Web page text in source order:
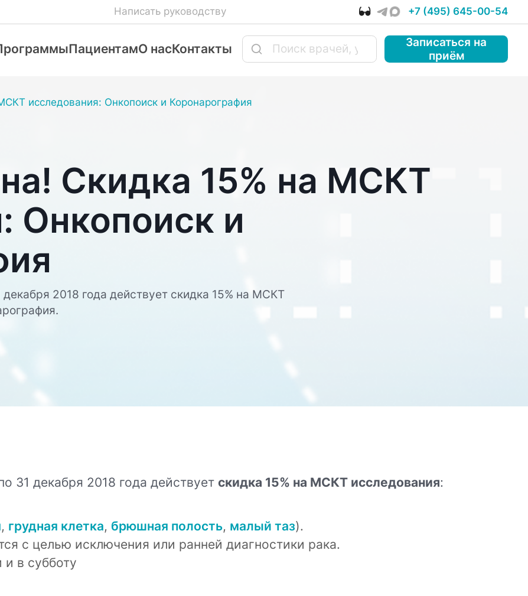
Написать руководству +7 (495) 645-00-54
ПациентамО насКонтакты Записаться на
приём
исследования: Онкопоиск и Коронарография
Скидка 15% на МСКТ
Онкопоиск и
2018 года действует скидка 15% на МСКТ
31 декабря 2018 года действует скидка 15% на МСКТ исследования:
, грудная клетка, брюшная полость, малый таз).
с целью исключения или ранней диагностики рака.
в субботу